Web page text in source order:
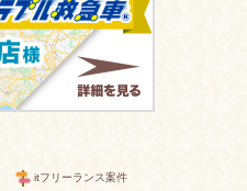
itフリーランス案件